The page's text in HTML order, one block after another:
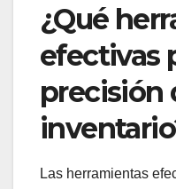
¿Qué
efectivas
precisión
Las herramientas